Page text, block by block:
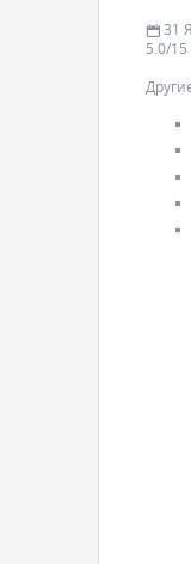
31
5.0/15